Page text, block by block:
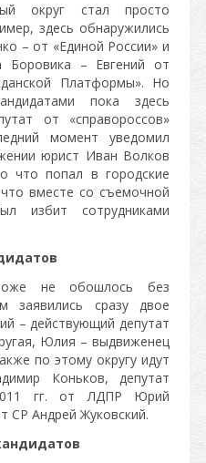
округ стал просто
здесь обнаружились
– от «Единой России» и
Боровика – Евгений от
Платформы». Но
пока здесь
от «справороссов»
момент уведомил
юрист Иван Волков
что попал в городские
вместе со съемочной
избит сотрудниками
не обошлось без
заявились сразу двое
– действующий депутат
Юлия – выдвиженец
по этому округу идут
Коньков, депутат
гг. от ЛДПР Юрий
СР Андрей Жуковский.